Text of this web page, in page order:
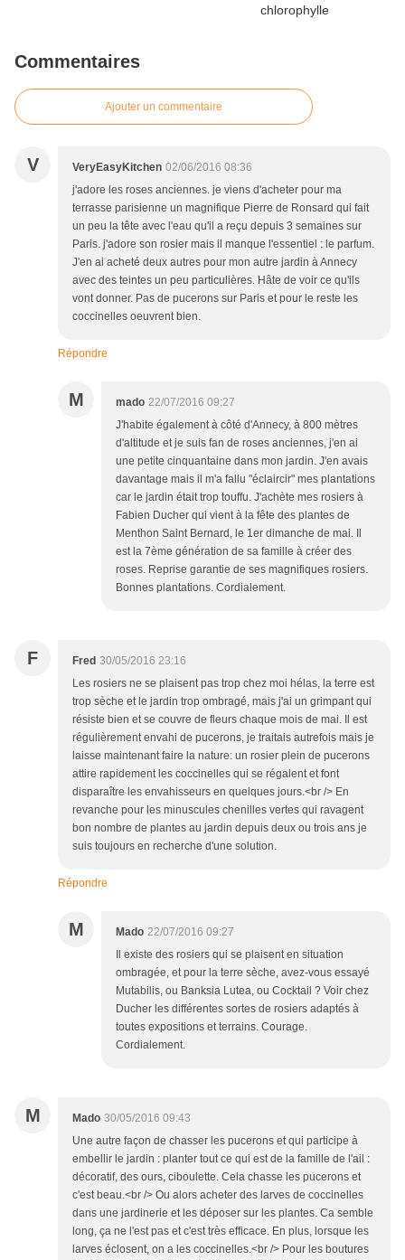
Commentaires
Ajouter un commentaire
V VeryEasyKitchen 02/06/2016 08:36
j'adore les roses anciennes. je viens d'acheter pour ma
terrasse parisienne un magnifique Pierre de Ronsard qui fait
un peu la tête avec l'eau qu'il a reçu depuis 3 semaines sur
Paris. j'adore son rosier mais il manque l'essentiel : le parfum.
J'en ai acheté deux autres pour mon autre jardin à Annecy
avec des teintes un peu particulières. Hâte de voir ce qu'ils
vont donner. Pas de pucerons sur Paris et pour le reste les
coccinelles oeuvrent bien.
Répondre
M mado 22/07/2016 09:27
J'habite également à côté d'Annecy, à 800 mètres
d'altitude et je suis fan de roses anciennes, j'en ai
une petite cinquantaine dans mon jardin. J'en avais
davantage mais il m'a fallu "éclaircir" mes plantations
car le jardin était trop touffu. J'achète mes rosiers à
Fabien Ducher qui vient à la fête des plantes de
Menthon Saint Bernard, le 1er dimanche de mai. Il
est la 7ème génération de sa famille à créer des
roses. Reprise garantie de ses magnifiques rosiers.
Bonnes plantations. Cordialement.
F Fred 30/05/2016 23:16
Les rosiers ne se plaisent pas trop chez moi hélas, la terre est
trop sèche et le jardin trop ombragé, mais j'ai un grimpant qui
résiste bien et se couvre de fleurs chaque mois de mai. Il est
régulièrement envahi de pucerons, je traitais autrefois mais je
laisse maintenant faire la nature: un rosier plein de pucerons
attire rapidement les coccinelles qui se régalent et font
disparaître les envahisseurs en quelques jours.<br /> En
revanche pour les minuscules chenilles vertes qui ravagent
bon nombre de plantes au jardin depuis deux ou trois ans je
suis toujours en recherche d'une solution.
Répondre
M Mado 22/07/2016 09:27
Il existe des rosiers qui se plaisent en situation
ombragée, et pour la terre sèche, avez-vous essayé
Mutabilis, ou Banksia Lutea, ou Cocktail ? Voir chez
Ducher les différentes sortes de rosiers adaptés à
toutes expositions et terrains. Courage.
Cordialement.
M Mado 30/05/2016 09:43
Une autre façon de chasser les pucerons et qui participe à
embellir le jardin : planter tout ce qui est de la famille de l'ail :
décoratif, des ours, ciboulette. Cela chasse les pucerons et
c'est beau.<br /> Ou alors acheter des larves de coccinelles
dans une jardinerie et les déposer sur les plantes. Ca semble
long, ça ne l'est pas et c'est très efficace. En plus, lorsque les
larves éclosent, on a les coccinelles.<br /> Pour les boutures